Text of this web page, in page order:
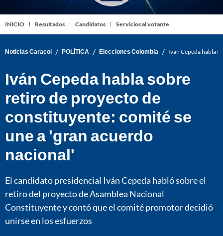
INICIO Resultados Candidatos Servicios al votante
Noticias Caracol / POLÍTICA / Elecciones Colombia / Iván Cepeda habla
Iván Cepeda habla sobre
retiro de proyecto de
constituyente: comité se
une a 'gran acuerdo
nacional'
El candidato presidencial Iván Cepeda habló sobre el
retiro del proyecto de Asamblea Nacional
Constituyente y contó que el comité promotor decidió
unirse en los esfuerzos